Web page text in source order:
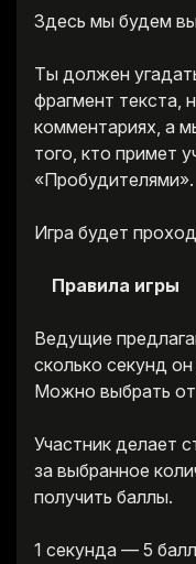
Здесь мы будем
Ты должен
фрагмент текста,
комментариях, а
того, кто примет
«Пробудителями».
Игра будет
Правила игры
Ведущие
сколько секунд
Можно выбрать
Участник делает
за выбранное
получить баллы.
1 секунда — 5